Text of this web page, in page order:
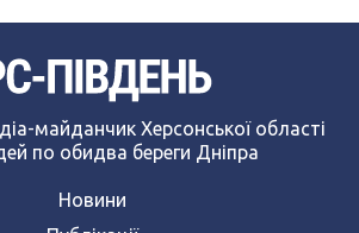
майданчик Херсонської області
по обидва береги Дніпра
Новини